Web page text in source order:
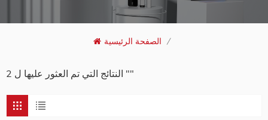
الصفحة الرئيسية /
2 النتائج التي تم العثور عليها ل ""